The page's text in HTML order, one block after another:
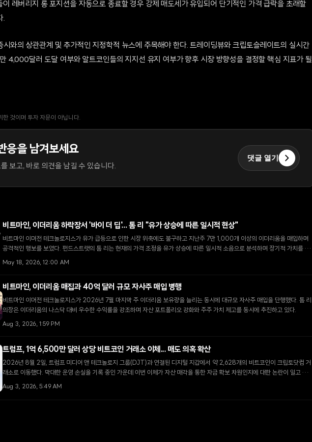
이 레버리지 롱 포지션을 자동으로 종료할 경우 강제 매도세가 유입되어 단기적인 가격 급락을 초래할
.
시와의 상관관계 및 추가적인 지정학적 뉴스에 주목해야 한다. 트레이딩뷰와 크립토슬레이트의 실시간
4,000달러 도달 여부와 알트코인들의 지지선 유지 여부가 향후 시장 방향성을 결정할 핵심 지표가 될
한 것이며 투자 자문이 아닙니다.
응을 남겨보세요
보고, 바로 의견을 남길 수 있습니다.
댓글 열기
비트마인, 이더리움 하락장서 '바이 더 딥'... 톰 리 "유가 상승에 따른 일시적 현상"
비트마인 이머전 테크놀로지스가 유가 급등으로 인한 시장 위축에도 불구하고 지난주 7만 1,000개 이상의 이더리움을 매입하며
공격적인 행보를 보였다. 펀드스트랫의 톰 리는 현재의 가격 조정을 유가 상승에 따른 일시적 소음으로 분석하며 장기적 가치를 강
조했다.
May 18, 2026, 12:00 AM
비트마인, 이더리움 매집과 40억 달러 규모 자사주 매입 병행
비트마인 이머전 테크놀로지스가 2026년 7월 마지막 주 이더리움 보유량을 늘리는 동시에 대규모 자사주 매입을 단행했다. 톰 리
의장은 이더리움의 나스닥 대비 우수한 수익률을 강조하며 자산 포트폴리오 강화와 주주 가치 제고를 동시에 추진하고 있다.
Aug 3, 2026, 1:59 PM
트럼프, 1억 6,500만 달러 상당 비트코인 거래소 이체... 매도 의혹 확산
2026년 8월 2일, 트럼프 미디어 앤 테크놀로지 그룹(DJT)과 연결된 디지털 지갑에서 약 2,628개의 비트코인이 크립토닷컴 거
래소로 이동했다. 막대한 운영 손실을 기록 중인 가운데 이번 이체가 자산 매각을 통한 자금 확보 차원인지에 대한 논란이 일고 있
다.
Aug 3, 2026, 5:49 AM